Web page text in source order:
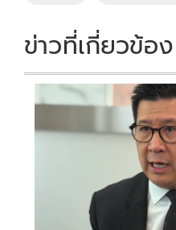
ข่าวที่เกี่ยวข้อง